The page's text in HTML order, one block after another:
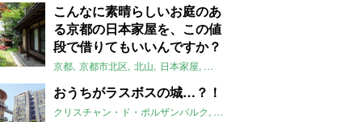
こんなに素晴らしいお庭のあ
る京都の日本家屋を、この値
段で借りてもいいんですか？
京都 京都市北区 北山 日本家屋 縁側
おうちがラスボスの城…？！
クリスチャン・ド・ポルザンパルク 2017年7月のおすすめ